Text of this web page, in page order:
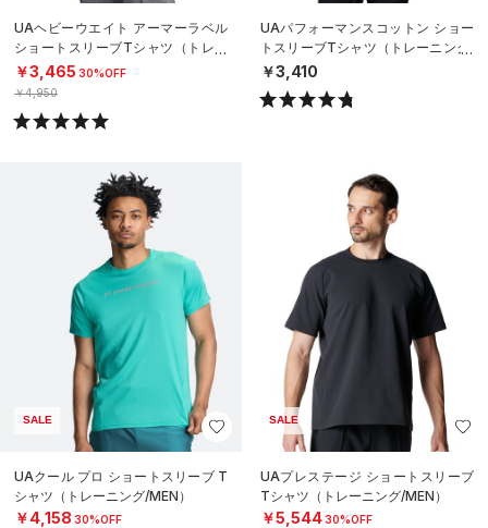
UAヘビーウエイト アーマーラベル
ショートスリーブTシャツ（トレー
ニング/MEN）
￥3,465 30%OFF
￥4,950
UAパフォーマンスコットン ショー
トスリーブTシャツ（トレーニング/
MEN）
￥3,410
SALE
UAクール プロ ショートスリーブ T
シャツ（トレーニング/MEN）
￥4,158 30%OFF
SALE
UAプレステージ ショートスリーブ
Tシャツ（トレーニング/MEN）
￥5,54430%OFF